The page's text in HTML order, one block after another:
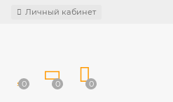
Личный кабинет
0 0 0